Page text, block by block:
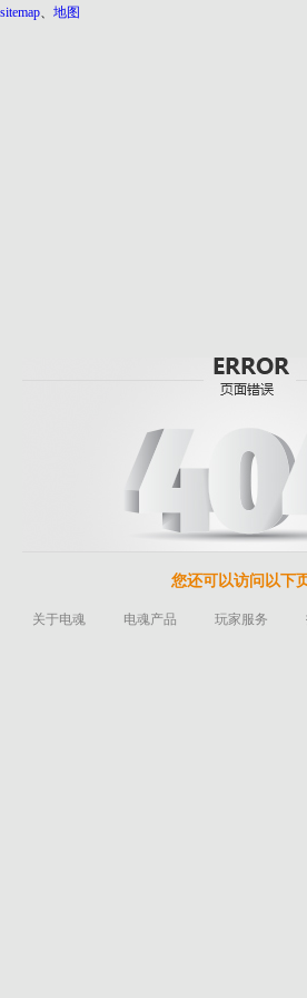
您还可以访问以下
关于电魂 电魂产品 玩家服务
sitemap、 地图